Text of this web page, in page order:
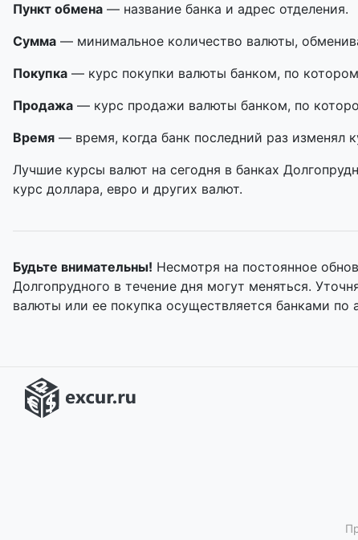
Пункт обмена — название банка и адрес отделения.
Сумма — минимальное количество валюты,
Покупка — курс покупки валюты банком, по
Продажа — курс продажи валюты банком, по
Время — время, когда банк последний раз изменял
Лучшие курсы валют на сегодня в банках
курс доллара, евро и других валют.
Будьте внимательны! Несмотря на постоянное
Долгопрудного в течение дня могут меняться.
валюты или ее покупка осуществляется банками